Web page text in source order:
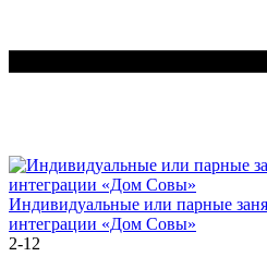
Индивидуальные или парные
интеграции «Дом Совы»
2-12